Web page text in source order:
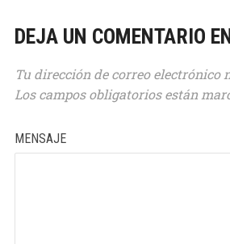
DEJA UN COMENTARIO
Tu dirección de correo electrónico
Los campos obligatorios están
MENSAJE